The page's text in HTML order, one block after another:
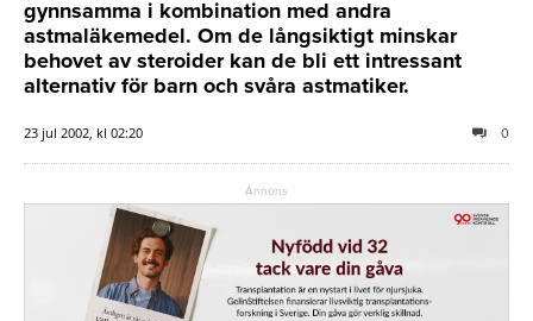
gynnsamma i kombination med andra
astmaläkemedel. Om de långsiktigt minskar
behovet av steroider kan de bli ett intressant
alternativ för barn och svåra astmatiker.
23 jul 2002, kl 02:20 0
Annons